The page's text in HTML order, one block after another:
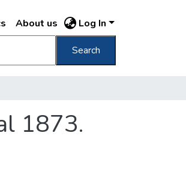
About us Log In
Search
1873.